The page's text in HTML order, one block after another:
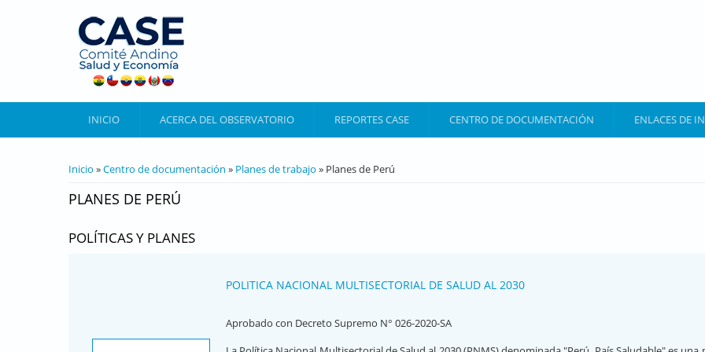
INICIO ACERCA DEL OBSERVATORIO REPORTES CASE CENTRO DE DOCUMENTACIÓN ENLACES DE
SE ENCUENTRA USTED AQUÍ
Inicio »Centro de documentación » Planes de trabajo » Planes de Perú
PLANES DE PERÚ
POLÍTICAS Y PLANES
POLITICA NACIONAL MULTISECTORIAL DE SALUD AL 2030
Aprobado con Decreto Supremo N° 026-2020-SA